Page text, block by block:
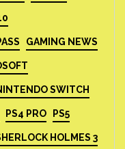
GAMING NEWS
SWITCH
PS4 PRO PS5
HOLMES 3